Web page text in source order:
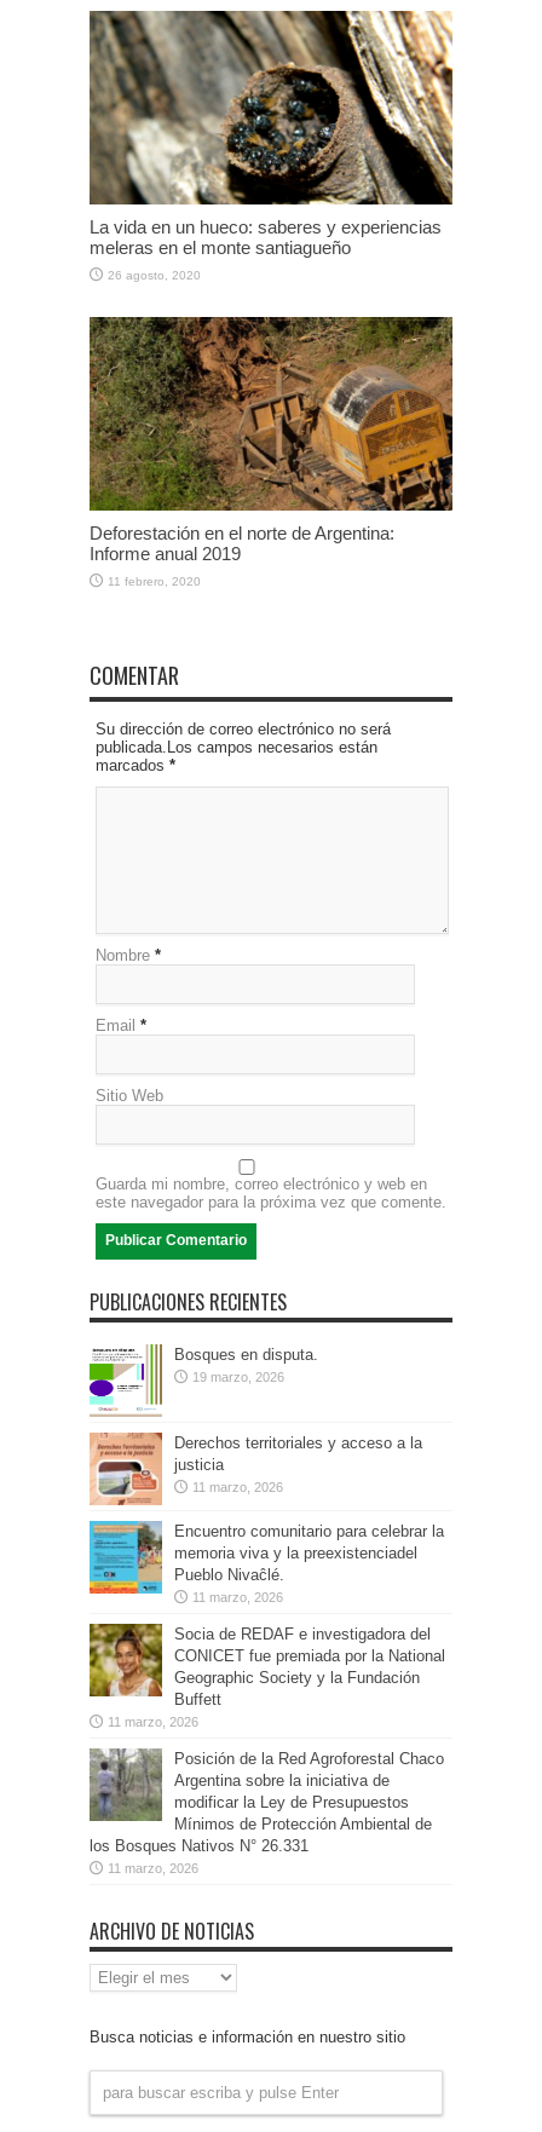
La vida en un hueco: saberes y experiencias
meleras en el monte santiagueño
26 agosto, 2020
Deforestación en el norte de Argentina:
Informe anual 2019
11 febrero, 2020
COMENTAR
Su dirección de correo electrónico no será
publicada.Los campos necesarios están
marcados *
Nombre *
Email *
Sitio Web
Guarda mi nombre, correo electrónico y web en
este navegador para la próxima vez que comente.
PUBLICACIONES RECIENTES
Bosques en disputa.
19 marzo, 2026
Derechos territoriales y acceso a la
justicia
11 marzo, 2026
Encuentro comunitario para celebrar la
memoria viva y la preexistenciadel
Pueblo Nivaĉlé.
11 marzo, 2026
Socia de REDAF e investigadora del
CONICET fue premiada por la National
Geographic Society y la Fundación
Buffett
11 marzo, 2026
Posición de la Red Agroforestal Chaco
Argentina sobre la iniciativa de
modificar la Ley de Presupuestos
Mínimos de Protección Ambiental de
los Bosques Nativos N° 26.331
11 marzo, 2026
ARCHIVO DE NOTICIAS
Archivo
de
Busca noticias e información en nuestro sitio